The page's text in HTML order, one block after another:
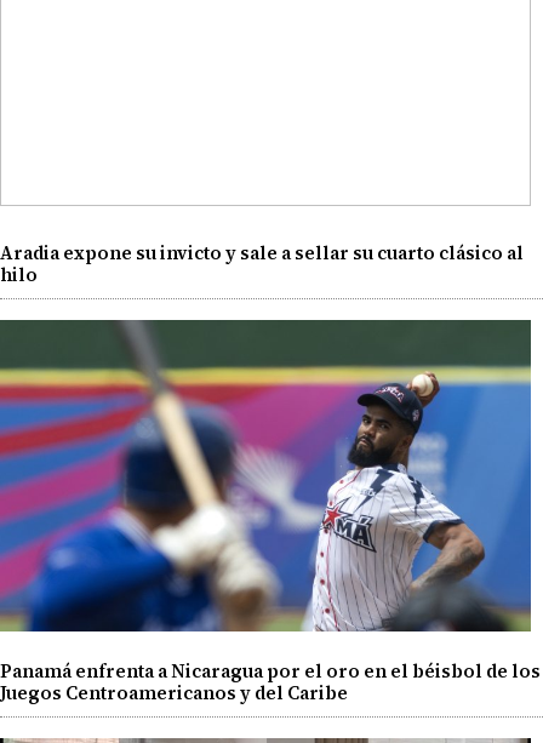
Aradia expone su invicto y sale a sellar su cuarto clásico al
hilo
Panamá enfrenta a Nicaragua por el oro en el béisbol de los
Juegos Centroamericanos y del Caribe